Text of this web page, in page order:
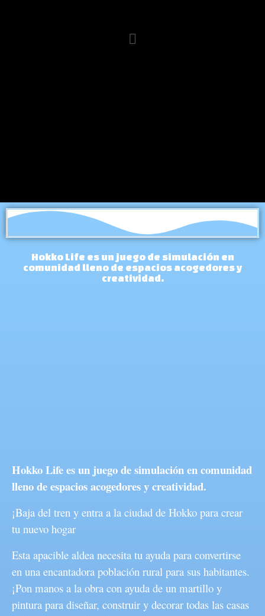
Hokko Life es un juego de simulación en
comunidad lleno de espacios acogedores y
creatividad.
Hokko Life es un juego de simulación en comunidad
lleno de espacios acogedores y creatividad.
¡Baja del tren y entra a la ciudad de Hokko para crear
tu nuevo hogar
Esta apacible aldea necesita tu ayuda para convertirse
en una encantadora población rural para sus habitantes.
¡Pon manos a la obra con ayuda de un martillo y
pintura para diseñar, construir y decorar todas las casas